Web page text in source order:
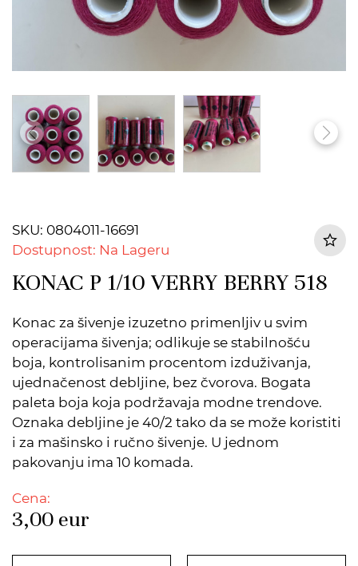
SKU: 0804011-16691
Dostupnost: Na Lageru
KONAC P 1/10 VERRY BERRY 518
Konac za šivenje izuzetno primenljiv u svim
operacijama šivenja; odlikuje se stabilnošću
boja, kontrolisanim procentom izduživanja,
ujednačenost debljine, bez čvorova. Bogata
paleta boja koja podržavaja modne trendove.
Oznaka debljine je 40/2 tako da se može koristiti
i za mašinsko i ručno šivenje. U jednom
pakovanju ima 10 komada.
Cena:
3,00 eur